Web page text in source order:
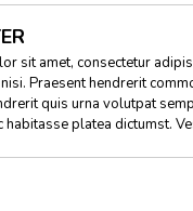
sit amet, consectetur
Praesent hendrerit
quis urna volutpat
habitasse platea dictumst.